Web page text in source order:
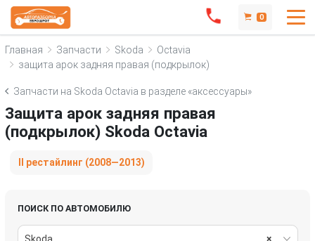
0
Главная Запчасти Skoda
Octavia
защита арок задняя правая (подкрылок)
Запчасти на Skoda Octavia в разделе «аксессуары»
Защита арок задняя правая
(подкрылок) Skoda Octavia
II рестайлинг (2008—2013)
ПОИСК ПО АВТОМОБИЛЮ
×
Skoda